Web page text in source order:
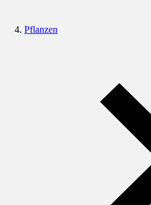
Pflanzen